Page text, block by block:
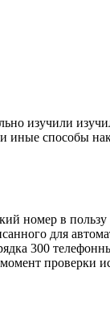
изучили
иные способы
номер в пользу
для
300